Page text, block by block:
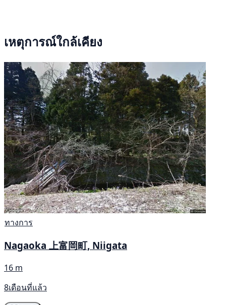
เหตุการณ์ใกล้เคียง
ทางการ
Nagaoka 上富岡町, Niigata
16 m
8เดือนที่แล้ว